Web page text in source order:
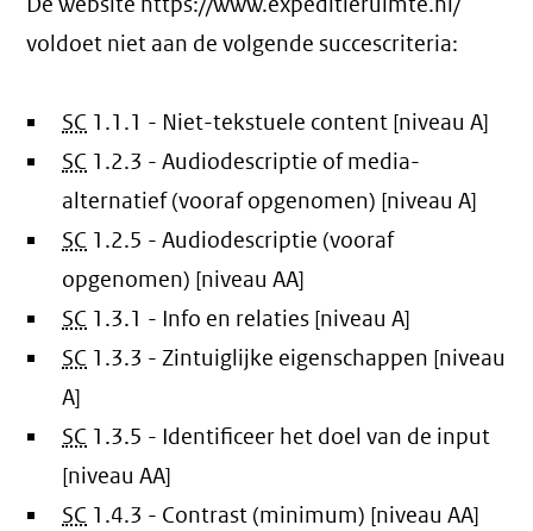
voldoet niet aan de volgende succescriteria:
SC 1.1.1 - Niet-tekstuele content [niveau A]
SC 1.2.3 - Audiodescriptie of media-
alternatief (vooraf opgenomen) [niveau A]
SC 1.2.5 - Audiodescriptie (vooraf
opgenomen) [niveau AA]
SC 1.3.1 - Info en relaties [niveau A]
SC 1.3.3 - Zintuiglijke eigenschappen [niveau
A]
SC 1.3.5 - Identificeer het doel van de input
[niveau AA]
SC 1.4.3 - Contrast (minimum) [niveau AA]